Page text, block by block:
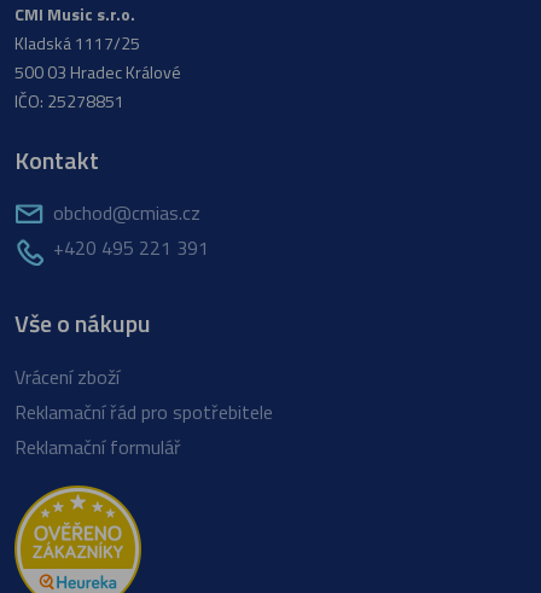
CMI Music s.r.o.
Kladská 1117/25
500 03 Hradec Králové
IČO: 25278851
Kontakt
obchod@cmias.cz
+420 495 221 391
Vše o nákupu
Vrácení zboží
Reklamační řád pro spotřebitele
Reklamační formulář